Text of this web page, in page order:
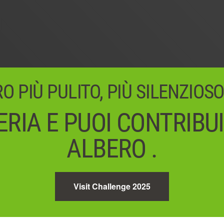
PIÙ PULITO, PIÙ
E PUOI
ALBERO .
Visit Challenge 2025